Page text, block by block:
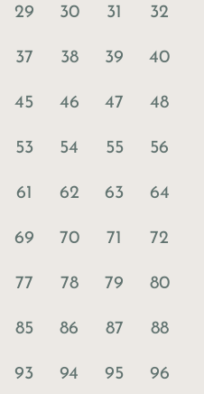
29 30 31 32
37 38 39 40
45 46 47 48
53 54 55 56
61 62 63 64
69 70 71 72
77 78 79 80
85 86 87 88
93 94 95 96